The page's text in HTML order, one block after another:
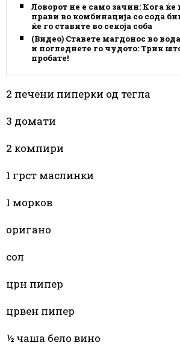
Ловорот не е само зачин: Кога
прави во комбинација со сода
ќе го ставите во секоја соба
(Видео) Ставете магдонос во вода
и погледнете го чудото: Трик
пробате!
2 печени пиперки од тегла
3 домати
2 компири
1 грст маслинки
1 морков
оригано
сол
црн пипер
црвен пипер
½ чаша бело вино